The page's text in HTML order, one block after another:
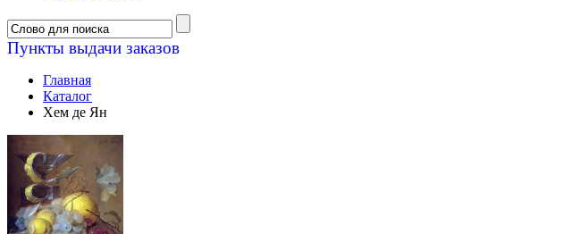
Пункты выдачи заказов
Главная
Каталог
Хем де Ян